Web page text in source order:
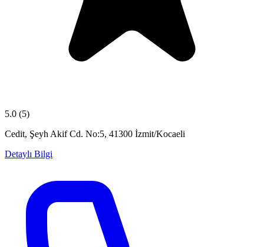
5.0 (5)
Cedit, Şeyh Akif Cd. No:5, 41300 İzmit/Kocaeli
Detaylı Bilgi